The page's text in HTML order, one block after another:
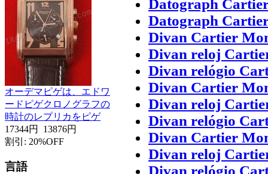
オーデマピゲは、エドワ
ードピゲクロノグラフの
時計のレプリカをピゲ
17344円
13876円
割引: 20%OFF
言語
Datograph
Datograph
Divan Cartier
Divan reloj
Divan relógio
Divan Cartier
Divan reloj
Divan relógio
Divan Cartier
Divan reloj
Divan relógio